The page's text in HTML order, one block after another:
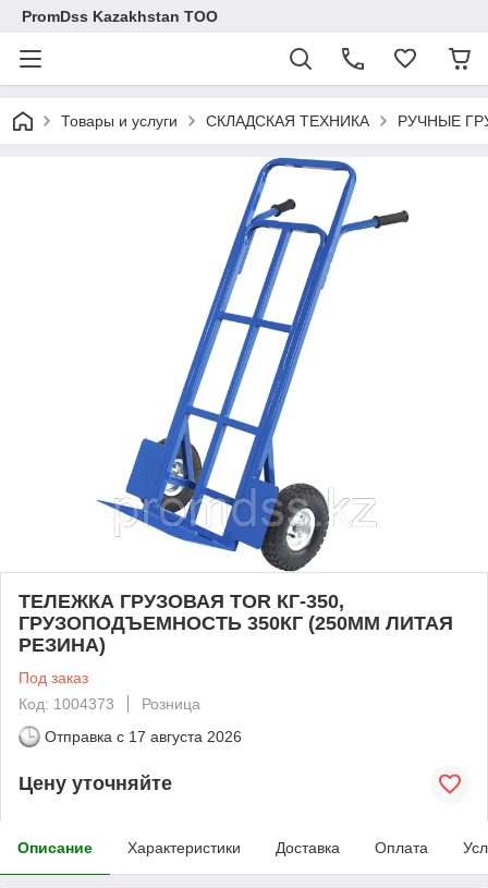
PromDss Kazakhstan TOO
Товары и услуги СКЛАДСКАЯ ТЕХНИКА РУЧНЫЕ
ТЕЛЕЖКА ГРУЗОВАЯ TOR КГ-350,
ГРУЗОПОДЪЕМНОСТЬ 350КГ (250ММ ЛИТАЯ
РЕЗИНА)
Под заказ
Код: 1004373
Розница
Отправка с 17 августа 2026
Цену уточняйте
Описание Характеристики Доставка Оплата